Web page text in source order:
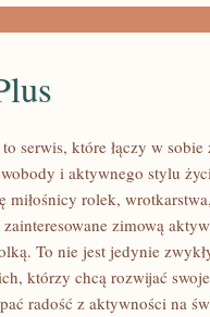
serwis, które łączy w
i aktywnego stylu
miłośnicy rolek,
zimową
To nie jest jedynie
którzy chcą rozwijać
radość z aktywności na